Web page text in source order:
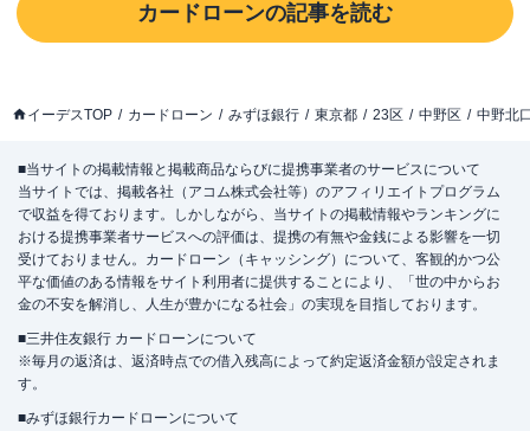
カードローンの記事を読む
イーデスTOP カードローン みずほ銀行 東京都 23区 中野区 中野北
■当サイトの掲載情報と掲載商品ならびに提携事業者のサービスについて
当サイトでは、掲載各社（アコム株式会社等）のアフィリエイトプログラム
で収益を得ております。しかしながら、当サイトの掲載情報やランキングに
おける提携事業者サービスへの評価は、提携の有無や金銭による影響を一切
受けておりません。カードローン（キャッシング）について、客観的かつ公
平な価値のある情報をサイト利用者に提供することにより、「世の中からお
金の不安を解消し、人生が豊かになる社会」の実現を目指しております。
■三井住友銀行 カードローンについて
※毎月の返済は、返済時点での借入残高によって約定返済金額が設定されま
す。
■みずほ銀行カードローンについて